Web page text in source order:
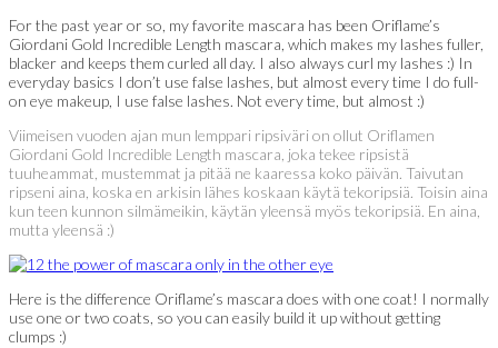
For the past year or so, my favorite mascara has been Oriflame’s
Giordani Gold Incredible Length mascara, which makes my lashes fuller,
blacker and keeps them curled all day. I also always curl my lashes :) In
everyday basics I don’t use false lashes, but almost every time I do full-
on eye makeup, I use false lashes. Not every time, but almost :)
Viimeisen vuoden ajan mun lemppari ripsiväri on ollut Oriflamen
Giordani Gold Incredible Length mascara, joka tekee ripsistä
tuuheammat, mustemmat ja pitää ne kaaressa koko päivän. Taivutan
ripseni aina, koska en arkisin lähes koskaan käytä tekoripsiä. Toisin aina
kun teen kunnon silmämeikin, käytän yleensä myös tekoripsiä. En aina,
mutta yleensä :)
Here is the difference Oriflame’s mascara does with one coat! I normally
use one or two coats, so you can easily build it up without getting
clumps :)